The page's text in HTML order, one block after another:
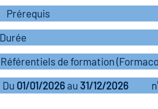
Prérequis
Durée
Référentiels de formation
Du 01/01/2026 au 31/12/2026